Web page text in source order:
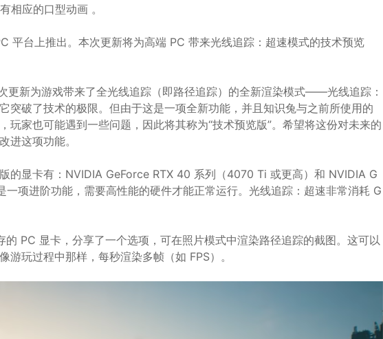
相应的口型动画 。
平台上推出。本次更新将为高端 PC 带来光线追踪：超速模式的技术预览
更新为游戏带来了全光线追踪（即路径追踪）的全新渲染模式——光线追踪：
突破了技术的极限。但由于这是一项全新功能，并且知识兔与之前所使用的
玩家也可能遇到一些问题，因此将其称为“技术预览版”。希望将这份对未来的
进这项功能。
的显卡有：NVIDIA GeForce RTX 40 系列（4070 Ti 或更高）和 NVIDIA G
项进阶功能，需要高性能的硬件才能正常运行。光线追踪：超速非常消耗 G
PC 显卡，分享了一个选项，可在照片模式中渲染路径追踪的截图。这可以
玩过程中那样，每秒渲染多帧（如 FPS）。